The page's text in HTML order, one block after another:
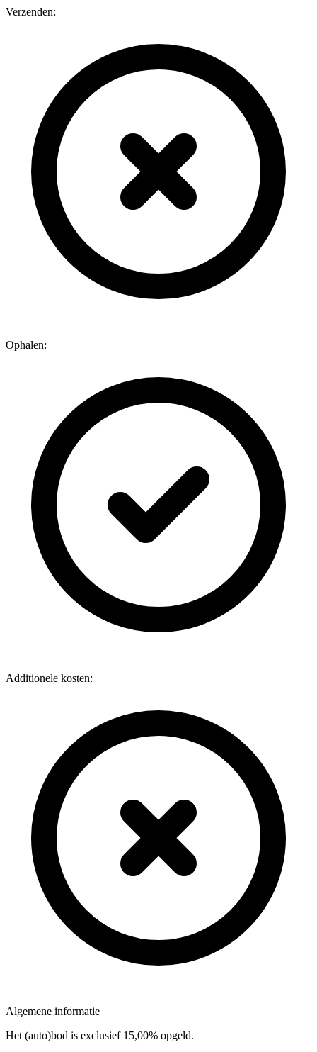
Verzenden:
Ophalen:
Additionele kosten:
Algemene informatie
Het (auto)bod is exclusief 15,00% opgeld.